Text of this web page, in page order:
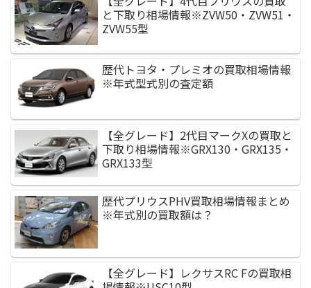
と下取り相場情報※ZVW50・ZVW51・
ZVW55型
歴代トヨタ・プレミオの買取相場情報
※年式型式別の査定額
【全グレード】2代目マークXの買取と
下取り相場情報※GRX130・GRX135・
GRX133型
歴代プリウスPHV買取相場情報まとめ
※年式別の買取額は？
【全グレード】レクサスRC Fの買取相